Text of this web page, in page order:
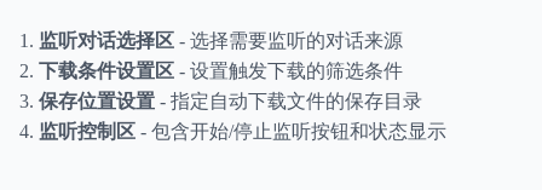
监听对话选择区 - 选择需要监听的对话来源
下载条件设置区 - 设置触发下载的筛选条件
保存位置设置 - 指定自动下载文件的保存目录
监听控制区 - 包含开始/停止监听按钮和状态显示